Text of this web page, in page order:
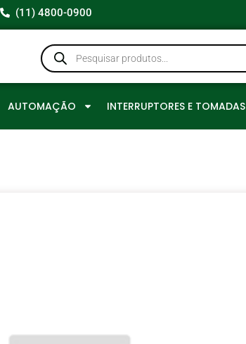
(11) 4800-0900
AUTOMAÇÃO INTERRUPTORES E TOMADAS